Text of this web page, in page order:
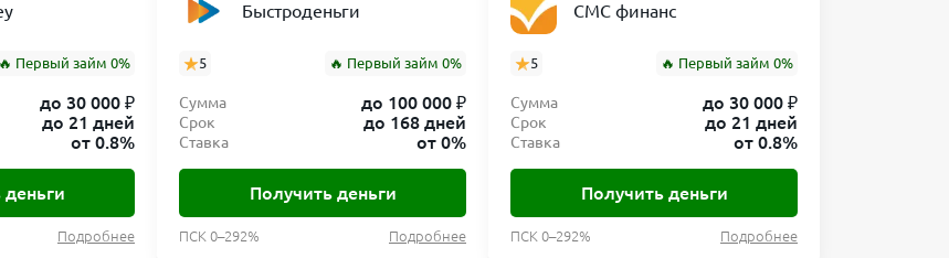
🔥 Первый займ 0%
до 30 000 ₽
до 21 дней
от 0.8%
Подробнее
Быстроденьги
5 🔥 Первый займ 0%
Сумма до 100 000 ₽
Срок до 168 дней
Ставка от 0%
Получить деньги
ПСК 0–292% Подробнее
СМС финанс
5 🔥 Первый займ 0%
Сумма до 30 000 ₽
Срок до 21 дней
Ставка от 0.8%
Получить деньги
ПСК 0–292% Подробнее